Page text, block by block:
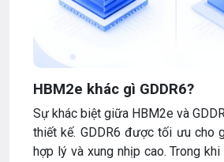
HBM2e khác gì GDDR6?
Sự khác biệt giữa HBM2e và
thiết kế. GDDR6 được tối ưu cho
hợp lý và xung nhịp cao. Trong